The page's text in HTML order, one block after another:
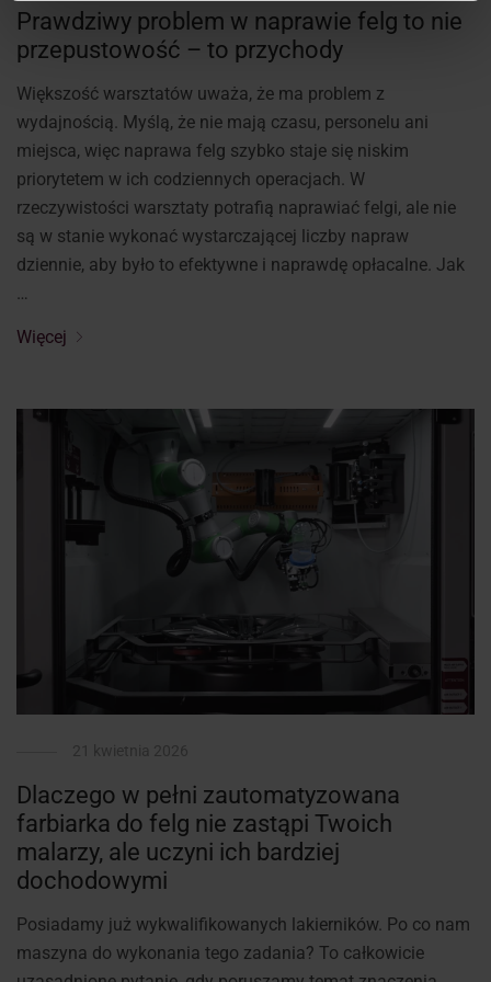
Prawdziwy problem w naprawie felg to nie
przepustowość – to przychody
Większość warsztatów uważa, że ma problem z
wydajnością. Myślą, że nie mają czasu, personelu ani
miejsca, więc naprawa felg szybko staje się niskim
priorytetem w ich codziennych operacjach. W
rzeczywistości warsztaty potrafią naprawiać felgi, ale nie
są w stanie wykonać wystarczającej liczby napraw
dziennie, aby było to efektywne i naprawdę opłacalne. Jak
…
Więcej
Dlaczego w pełni zautomatyzowana
farbiarka do felg nie zastąpi Twoich
malarzy, ale uczyni ich bardziej
dochodowymi
Posiadamy już wykwalifikowanych lakierników. Po co nam
maszyna do wykonania tego zadania? To całkowicie